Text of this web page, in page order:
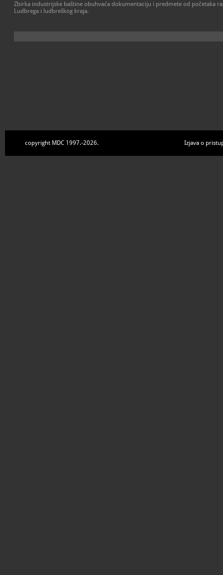
Zbirka industrijske baštine obuhvaća dokumentaciju i predmete od početaka
Ludbrega i ludbreškog kraja.
copyright MDC 1997.-2026. Izjava o